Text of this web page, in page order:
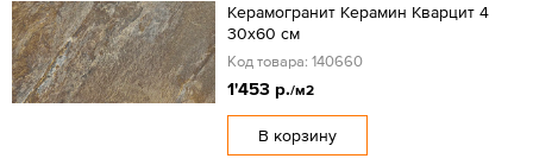
Керамогранит Керамин Кварцит 4
30х60 см
Код товара: 140660
1'453 р./м2
В корзину